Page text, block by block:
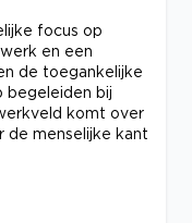
focus op
en een
de toegankelijke
begeleiden bij
komt over
de menselijke kant